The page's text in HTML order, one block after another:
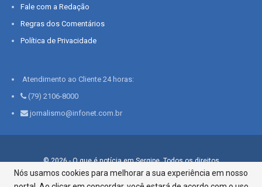
Fale com a Redação
Regras dos Comentários
Política de Privacidade
Atendimento ao Cliente 24 horas:
(79) 2106-8000
jornalismo@infonet.com.br
© 2026 - O que é notícia em Sergipe. Todos os direitos
reservados.
Nós usamos cookies para melhorar a sua experiência em nosso